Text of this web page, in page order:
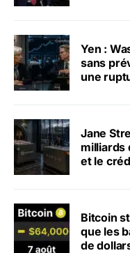
Yen :
sans
une
Jane
milliards
et le
Bitcoin
que les
de